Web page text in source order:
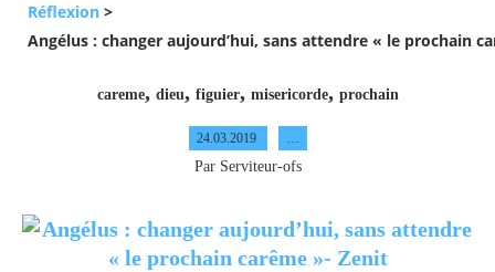
Réflexion >
Angélus : changer aujourd’hui, sans attendre « le prochain
careme, dieu, figuier, misericorde, prochain
24.03.2019
Par Serviteur-ofs